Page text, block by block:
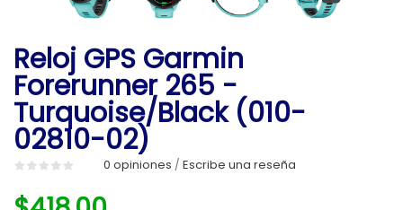
Reloj GPS Garmin
Forerunner 265 -
Turquoise/Black (010-
02810-02)
0 opiniones / Escribe una reseña